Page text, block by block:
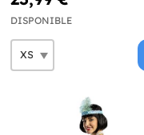
DISPONIBLE